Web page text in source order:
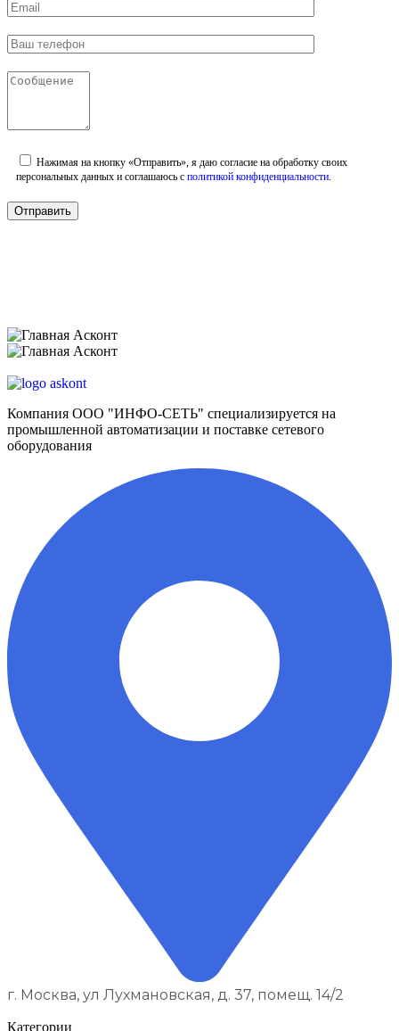
Нажимая на кнопку «Отправить», я даю согласие на обработку своих
персональных данных и соглашаюсь с политикой конфиденциальности.
Компания ООО "ИНФО-СЕТЬ" специализируется на
промышленной автоматизации и поставке сетевого
оборудования
г. Москва, ул Лухмановская, д. 37, помещ. 14/2
Категории